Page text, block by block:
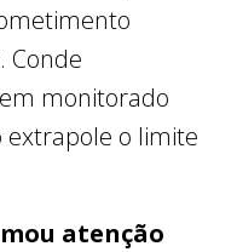
Conde
monitorado
extrapole o limite
atenção